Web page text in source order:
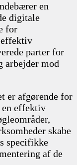
en
digitale
for
effektiv
parter for
arbejder mod
er afgørende for
en effektiv
skabe
specifikke
af de